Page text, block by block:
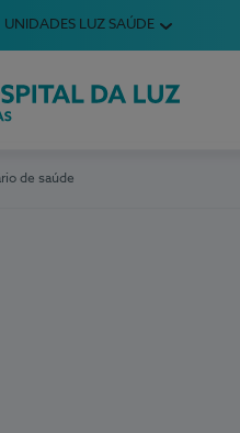
idioma
Language
UNIDADES LUZ SAÚDE
Luz Oeiras
de saúde